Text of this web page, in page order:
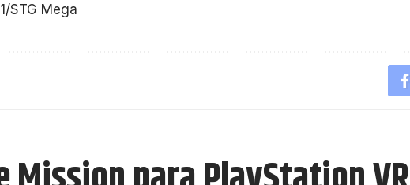
STG Mega